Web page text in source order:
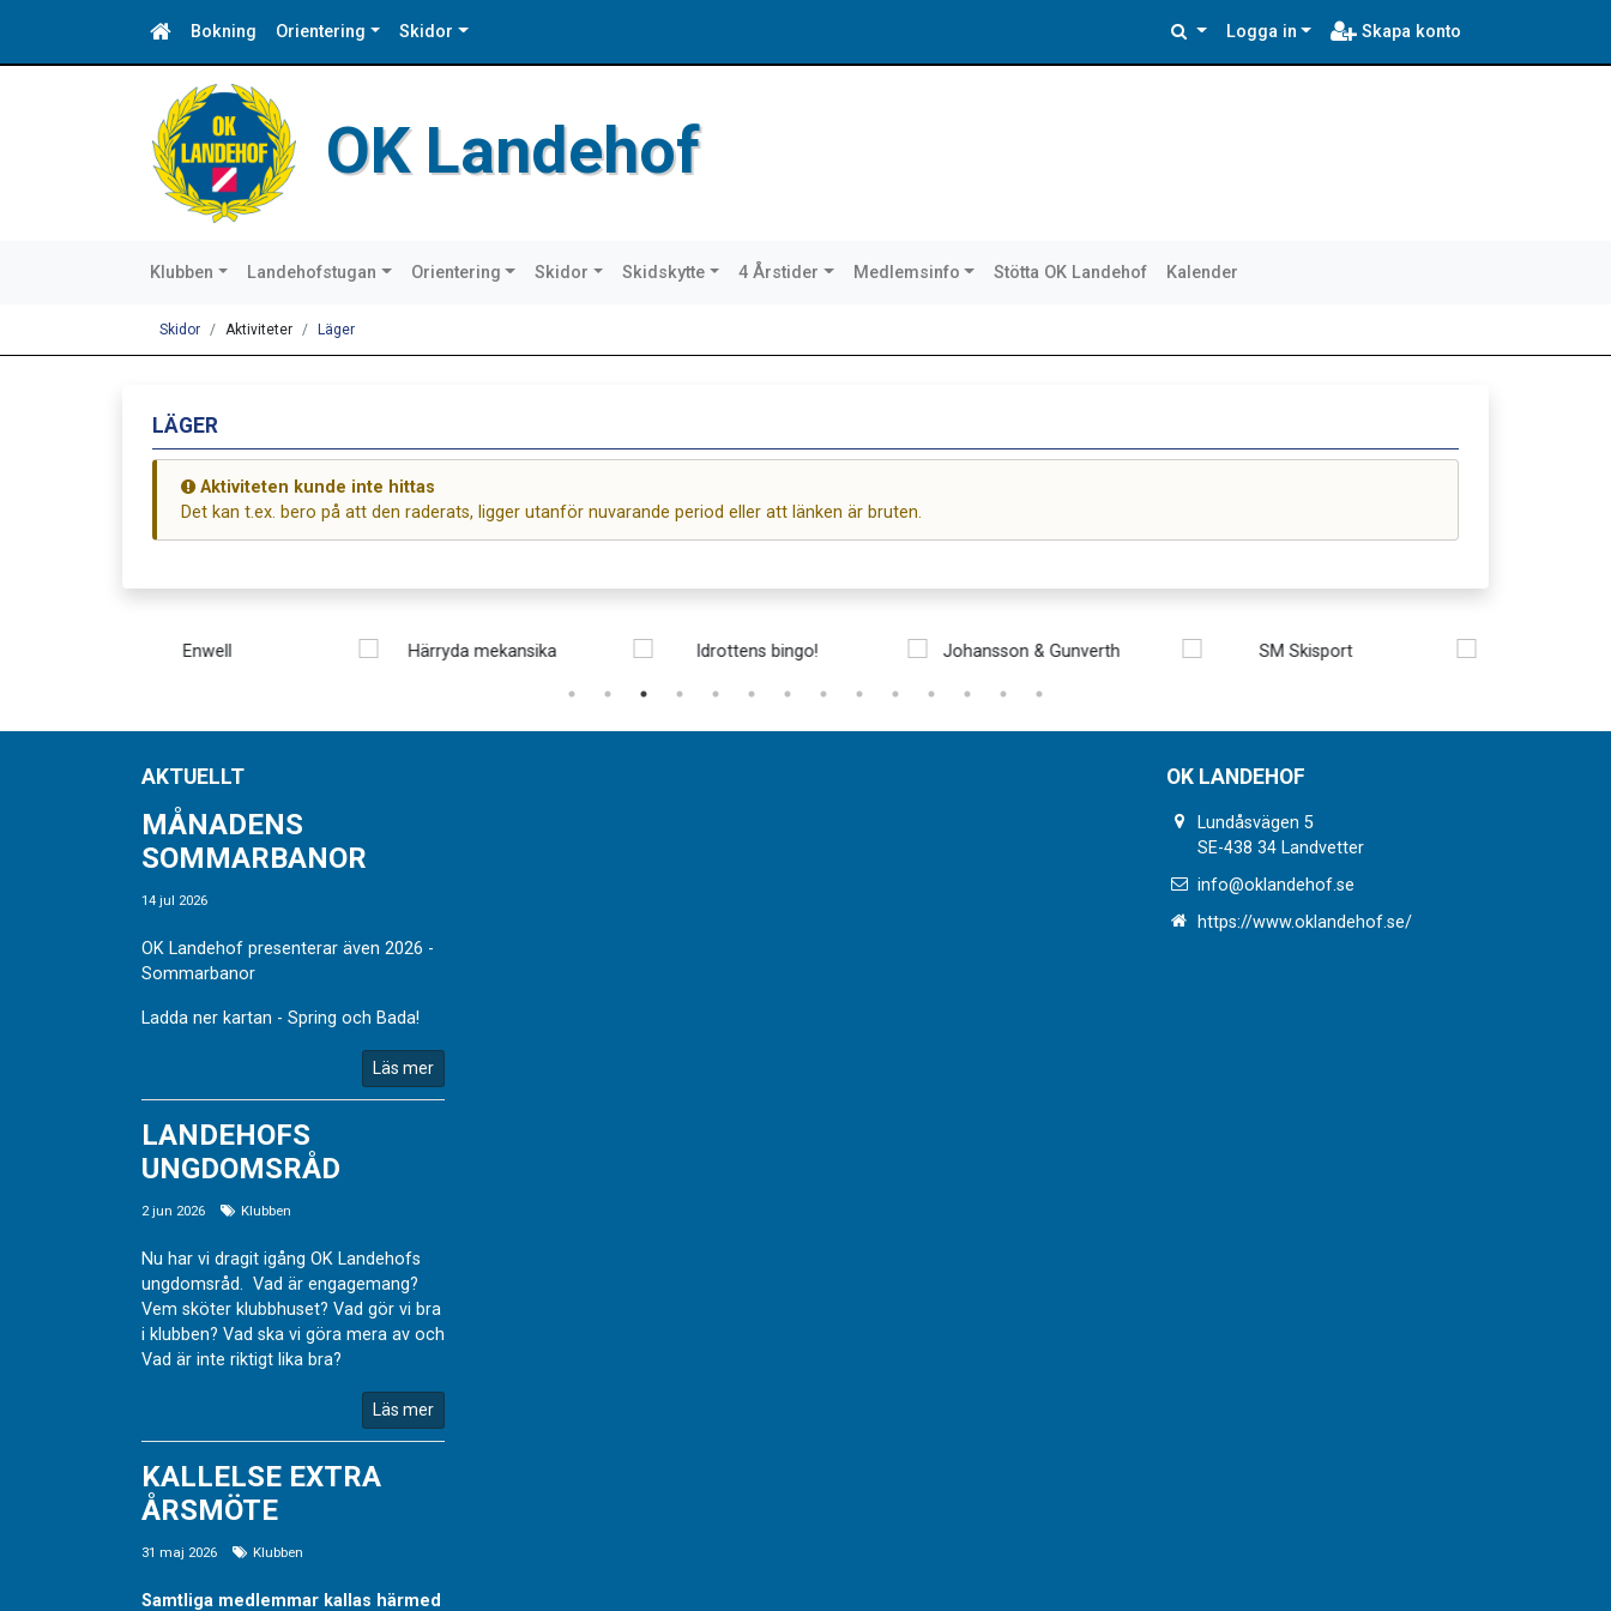
Bokning Orientering Skidor Logga in Skapa konto
OK Landehof
Klubben Landehofstugan Orientering Skidor Skidskytte 4 Årstider Medlemsinfo Stötta OK Landehof Kalender
Skidor Aktiviteter Läger
LÄGER
Aktiviteten kunde inte hittas
Det kan t.ex. bero på att den raderats, ligger utanför nuvarande period eller att länken är bruten.
AKTUELLT
MÅNADENS
SOMMARBANOR
14 jul 2026
OK Landehof presenterar även 2026 -
Sommarbanor
Ladda ner kartan - Spring och Bada!
Läs mer
LANDEHOFS
UNGDOMSRÅD
2 jun 2026 Klubben
Nu har vi dragit igång OK Landehofs
ungdomsråd. Vad är engagemang?
Vem sköter klubbhuset? Vad gör vi bra
i klubben? Vad ska vi göra mera av och
Vad är inte riktigt lika bra?
Läs mer
KALLELSE EXTRA
ÅRSMÖTE
31 maj 2026 Klubben
Samtliga medlemmar kallas härmed
OK LANDEHOF
Lundåsvägen 5
SE-438 34 Landvetter
info@oklandehof.se
https://www.oklandehof.se/